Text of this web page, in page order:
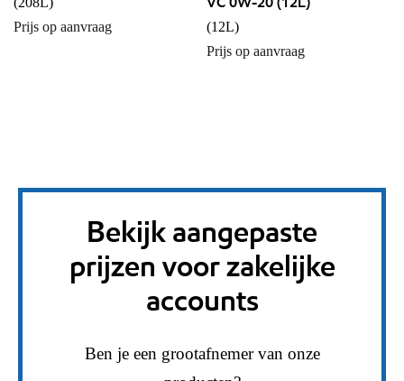
Prijs op aanvraag
(12L)
Prijs op aanvraag
Bekijk aangepaste
prijzen voor zakelijke
accounts
Ben je een grootafnemer van onze